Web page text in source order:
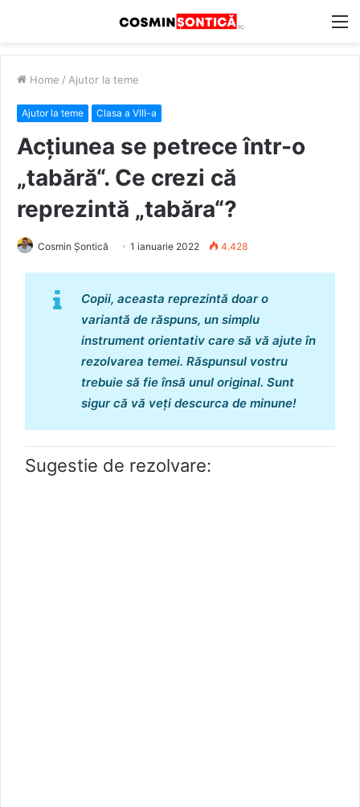
Home / Ajutor la teme
Ajutor la teme Clasa a VIII-a
Acțiunea se petrece într-o
„tabără“. Ce crezi că
reprezintă „tabăra“?
Cosmin Șontică 1 ianuarie 2022 4.428
Copii, aceasta reprezintă doar o
variantă de răspuns, un simplu
instrument orientativ care să vă ajute în
rezolvarea temei. Răspunsul vostru
trebuie să fie însă unul original. Sunt
sigur că vă veți descurca de minune!
Sugestie de rezolvare: